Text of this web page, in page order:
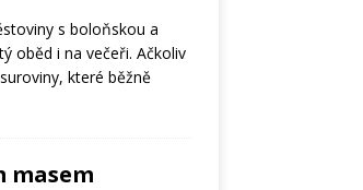
s boloňskou a
oběd i na večeři. Ačkoliv
které běžně
masem